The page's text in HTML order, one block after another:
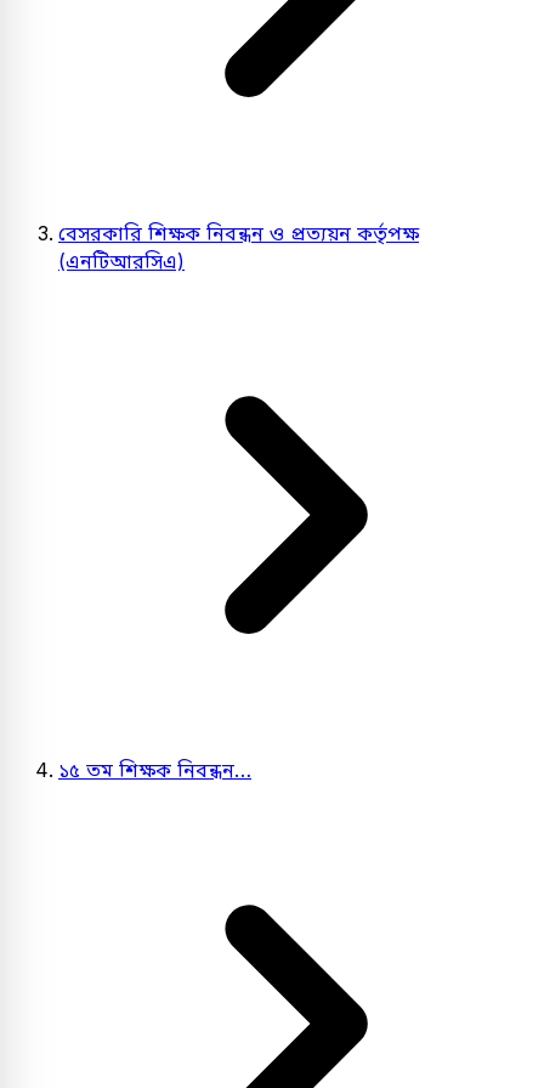
বেসরকারি শিক্ষক নিবন্ধন ও প্রত্যয়ন কর্তৃপক্ষ
(এনটিআরসিএ)
১৫ তম শিক্ষক নিবন্ধন…